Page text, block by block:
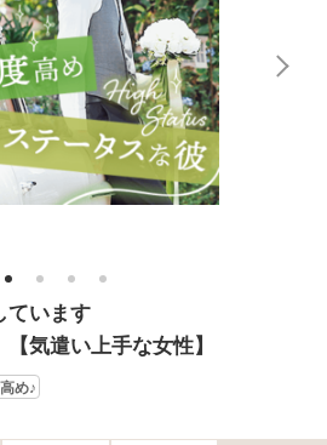
1 2 3 4
ています
【気遣い上手な女性】
め♪